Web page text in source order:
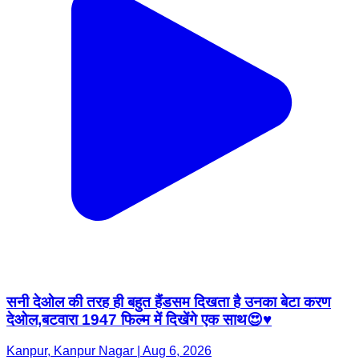
सनी देओल की तरह ही बहुत हैंडसम दिखता है उनका बेटा करण
देओल,बटवारा 1947 फिल्म में दिखेंगे एक साथ😍♥️
Kanpur, Kanpur Nagar | Aug 6, 2026